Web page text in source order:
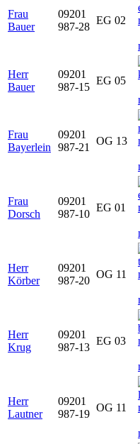
Frau
Bauer
09201
987-28
EG 02
Herr
Bauer
09201
987-15
EG 05
Frau
Bayerlein
09201
987-21
OG 13
Frau
Dorsch
09201
987-10
EG 01
Herr
Körber
09201
987-20
OG 11
Herr
Krug
09201
987-13
EG 03
Herr
Lautner
09201
987-19
OG 11